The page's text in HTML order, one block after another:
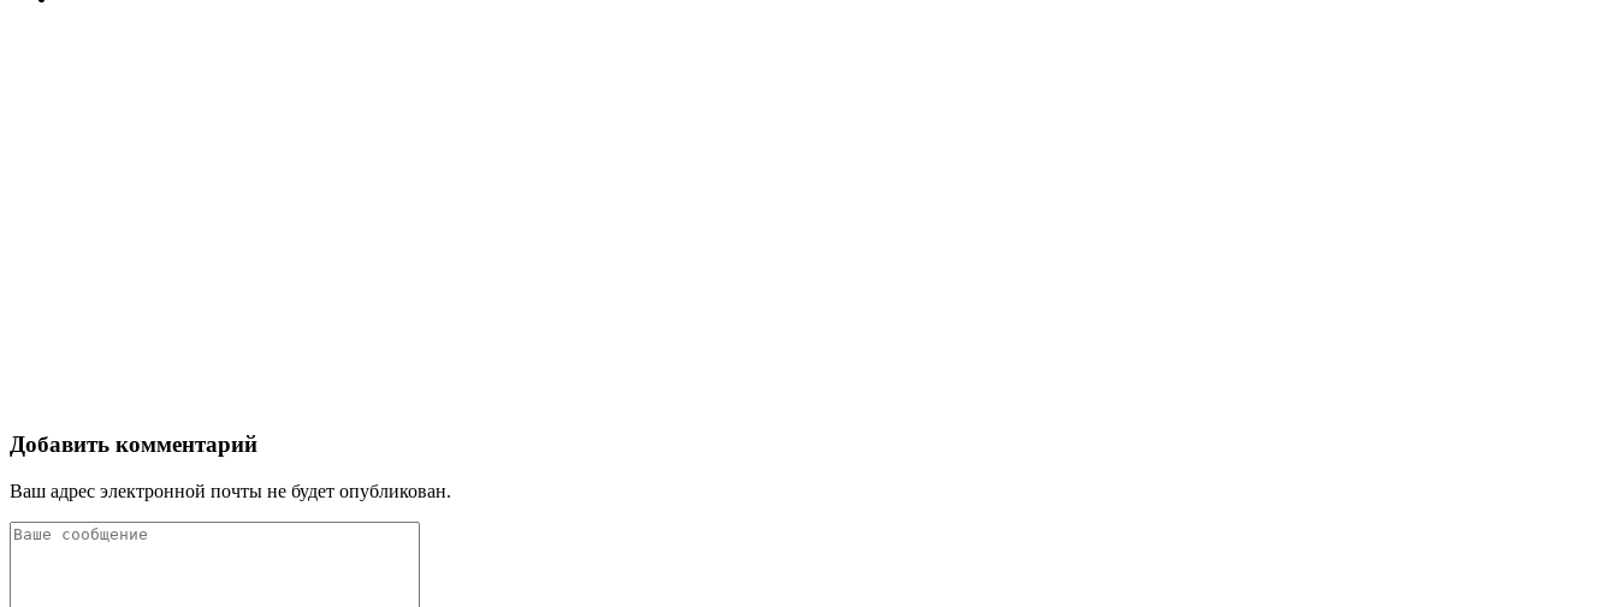
Добавить комментарий
Ваш адрес электронной почты не будет опубликован.